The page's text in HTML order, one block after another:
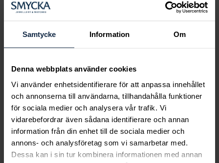
Samtycke Information Om
Denna webbplats använder cookies
Vi använder enhetsidentifierare för att anpassa innehållet
och annonserna till användarna, tillhandahålla funktioner
för sociala medier och analysera vår trafik. Vi
vidarebefordrar även sådana identifierare och annan
information från din enhet till de sociala medier och
annons- och analysföretag som vi samarbetar med.
Dessa kan i sin tur kombinera informationen med annan
drömring för varje tillfälle i livet. Bokar du
perfekt för just din stil och smak.